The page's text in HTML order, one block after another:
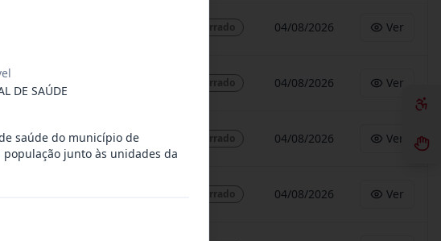
Encerrado 04/08/2026 Ver
Encerrado 04/08/2026 Ver
Encerrado 04/08/2026 Ver
Encerrado 04/08/2026 Ver
DE SAÚDE
saúde do município de
junto às unidades da